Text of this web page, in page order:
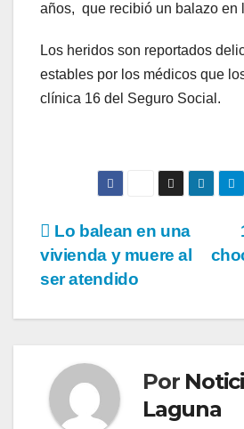
años, que recibió un balazo en
Los heridos son reportados
estables por los médicos que
clínica 16 del Seguro Social.
Navegación
de
entradas
Lo balean en una
vivienda y muere al
ser atendido
Por
Laguna